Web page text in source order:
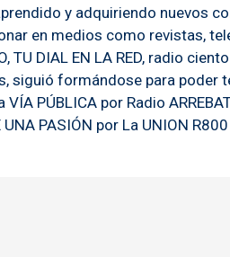
y adquiriendo nuevos
en medios como revistas,
DIAL EN LA RED, radio
siguió formándose para poder
PÚBLICA por Radio
PASIÓN por La UNION